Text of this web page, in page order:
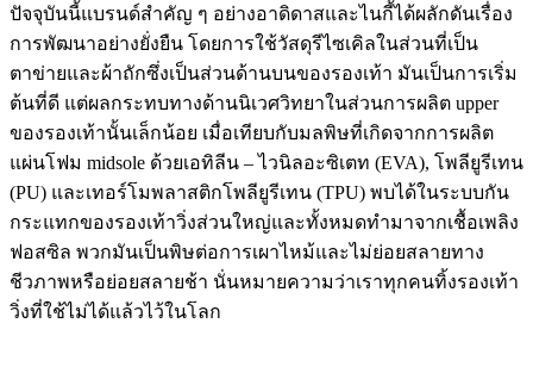
ปัจจุบันนี้แบรนด์สำคัญ ๆ อย่างอาดิดาสและไนกี้ได้ผลักดันเรื่อง
การพัฒนาอย่างยั่งยืน โดยการใช้วัสดุรีไซเคิลในส่วนที่เป็น
ตาข่ายและผ้าถักซึ่งเป็นส่วนด้านบนของรองเท้า มันเป็นการเริ่ม
ต้นที่ดี แต่ผลกระทบทางด้านนิเวศวิทยาในส่วนการผลิต upper
ของรองเท้านั้นเล็กน้อย เมื่อเทียบกับมลพิษที่เกิดจากการผลิต
แผ่นโฟม midsole ด้วยเอทิลีน – ไวนิลอะซิเตท (EVA), โพลียูรีเทน
(PU) และเทอร์โมพลาสติกโพลียูรีเทน (TPU) พบได้ในระบบกัน
กระแทกของรองเท้าวิ่งส่วนใหญ่และทั้งหมดทำมาจากเชื้อเพลิง
ฟอสซิล พวกมันเป็นพิษต่อการเผาไหม้และไม่ย่อยสลายทาง
ชีวภาพหรือย่อยสลายช้า นั่นหมายความว่าเราทุกคนทิ้งรองเท้า
วิ่งที่ใช้ไม่ได้แล้วไว้ในโลก